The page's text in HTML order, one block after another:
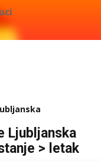
Ljubljanska
> letak